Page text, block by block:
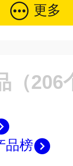
更多
（206
品榜